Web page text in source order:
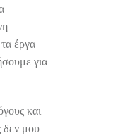
έργα
για
και
δεν μου